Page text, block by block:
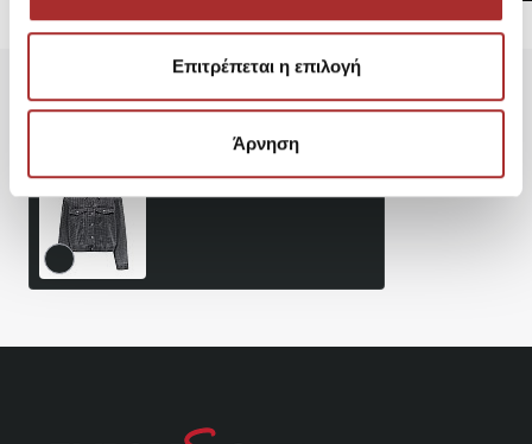
Επιτρέπεται η επιλογή
Άρνηση
Είδατε Πρόσφατα Δημοφιλή Προϊόντα
ONLY Μπουφάν Jean